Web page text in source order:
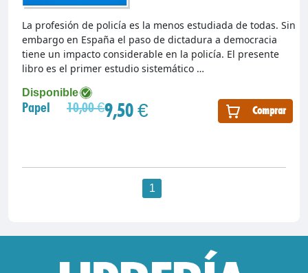
Disponible
Papel 10,00 €9,50 € Comprar
La profesión de policía es la menos estudiada de todas. Sin
embargo en España el paso de dictadura a democracia
tiene un impacto considerable en la policía. El presente
libro es el primer estudio sistemático …
1